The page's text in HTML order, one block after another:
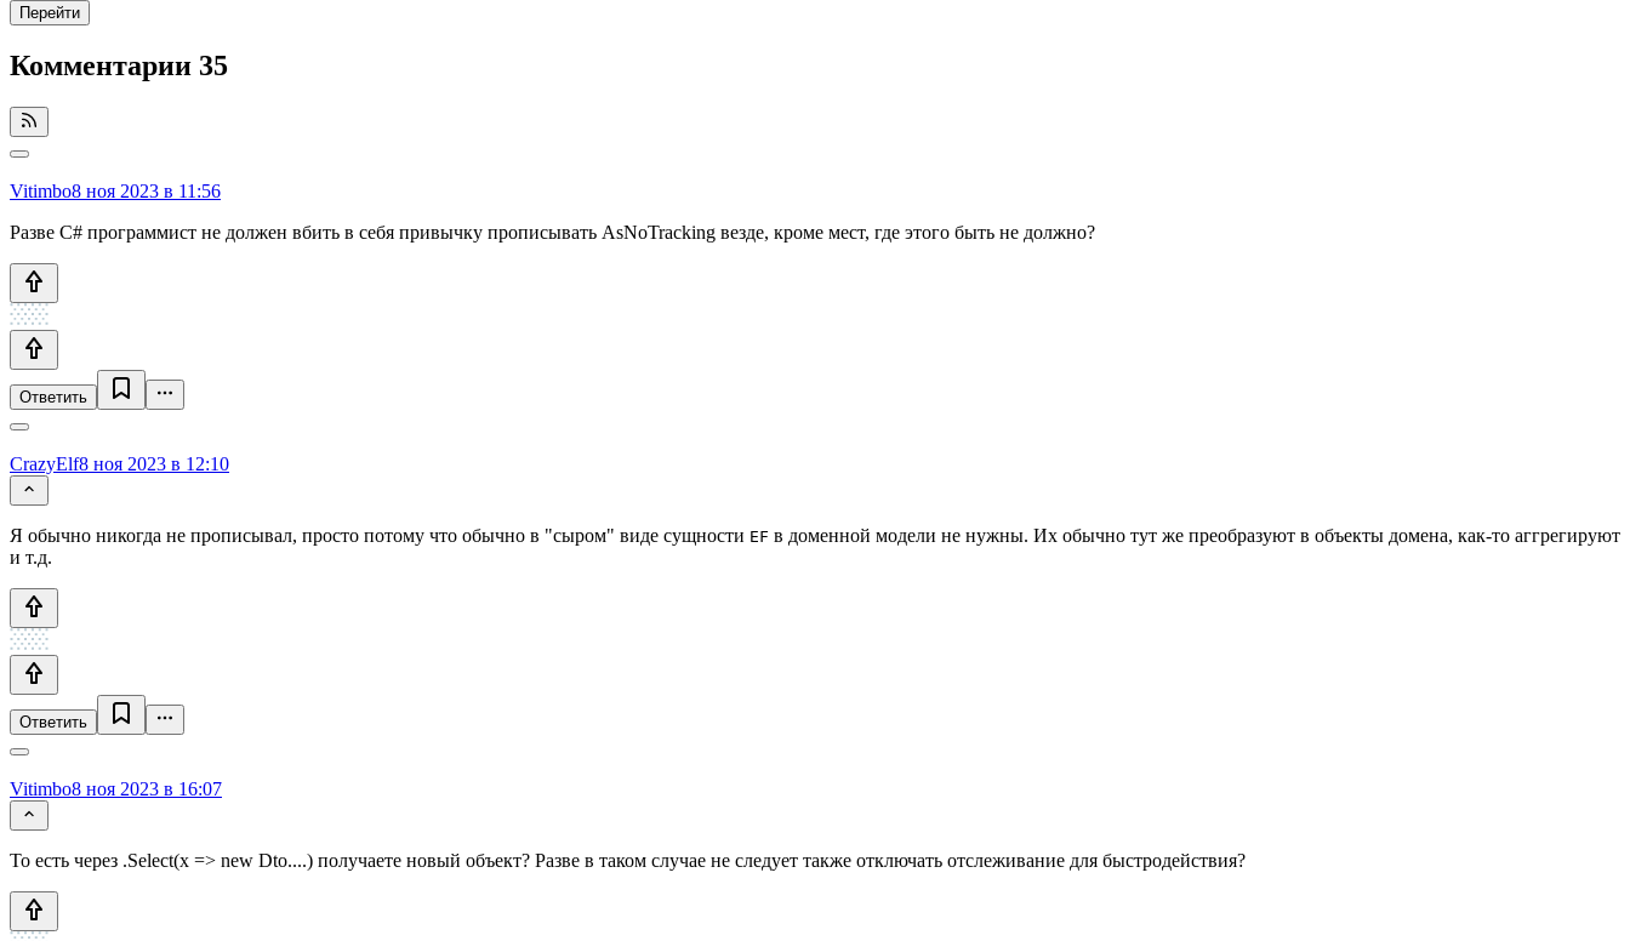
Перейти
Комментарии 35
Vitimbo8 ноя 2023 в 11:56
Разве C# программист не должен вбить в себя привычку прописывать AsNoTracking везде, кроме мест, где этого быть не должно?
Ответить
CrazyElf8 ноя 2023 в 12:10
Я обычно никогда не прописывал, просто потому что обычно в "сыром" виде сущности EF в доменной модели не нужны. Их обычно тут же преобразуют в объекты домена, как-то аггрегируют
и т.д.
Ответить
Vitimbo8 ноя 2023 в 16:07
То есть через .Select(x => new Dto....) получаете новый объект? Разве в таком случае не следует также отключать отслеживание для быстродействия?